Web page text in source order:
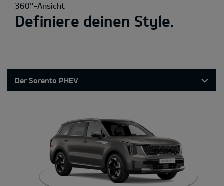
360°-Ansicht
Definiere deinen Style.
Der Sorento PHEV